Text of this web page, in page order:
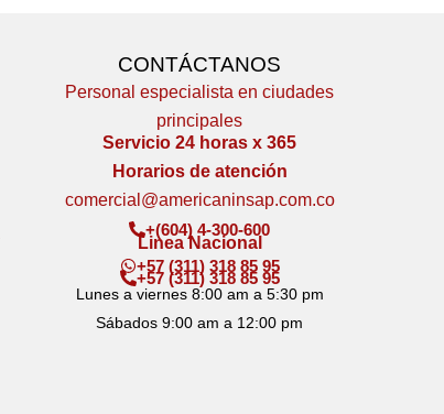
CONTÁCTANOS
Personal especialista en ciudades
principales
Servicio 24 horas x 365
Horarios de atención
comercial@americaninsap.com.co
+(604) 4-300-600
Linea Nacional
+57 (311) 318 85 95
+57 (311) 318 85 95
Lunes a viernes 8:00 am a 5:30 pm
Sábados 9:00 am a 12:00 pm